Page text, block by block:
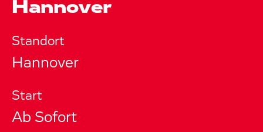
Hannover
Standort
Hannover
Start
Ab Sofort